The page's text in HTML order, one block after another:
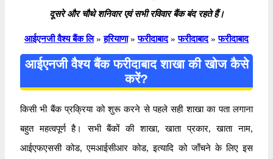
दूसरे और चौथे शनिवार एवं सभी रविवार बैंक बंद रहते हैं।
आईएनजी वैश्य बैंक लि » हरियाणा » फरीदाबाद » फरीदाबाद » फरीदाबाद
आईएनजी वैश्य बैंक फरीदाबाद शाखा की खोज कैसे
करें?
किसी भी बैंक प्रक्रिया को शुरू करने से पहले सही शाखा का पता लगाना
बहुत महत्वपूर्ण है। सभी बैंकों की शाखा, खाता प्रकार, खाता नाम,
आईएफएससी कोड, एमआईसीआर कोड, इत्यादि को जाँचने के लिए इस